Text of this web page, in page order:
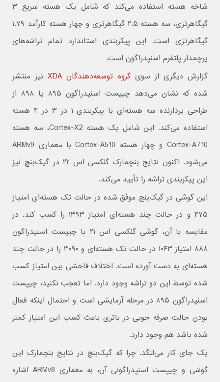
شاخه هسته استفاده می‌کند که شامل یک هسته سریع ۳
گیگاهرتزی، سه هسته ۲.۵ گیگاهرتزی و چهار هسته کارآمد ۱.۷۹
گیگاهرتزی است. این پیکربندی استاندارد تمام تراشه‌های
پرچمدار پلتفرم اسنپدراگون است.
گزارش دیگری از سویگروه توسعه‌دهندگان XDA
نیز منتشر
شده که نشان می‌دهد چیپست اسنپدراگون ۸۹۵ یا ۸۹۸ از
طراحی پردازنده سه هسته‌ای با پیکربندی ۱ در ۳ در ۴ هسته
استفاده می‌کند. این شامل یک هسته Cortex-X2، سه هسته
Cortex-A710 و چهار هسته Cortex-A510 با معماری ARMv9
می‌شود. اکنون نتایج بنچمارک گلکسی اس ۲۲ در گیک‌بنچ نیز
این پیکربندی تراشه را تأیید می‌کند.
این گوشی در گیک‌بنچ موفق شده در حالت تک هسته‌ای امتیاز
۴۷۵ و در حالت چند هسته‌ای امتیاز ۱۳۹۳ را کسب کند. در
مقایسه با آن، گوشی گلکسی اس ۲۱ با چیپست اسنپدراگون
۸۸۸ امتیاز ۱۰۴۳ در حالت تک هسته‌ای و ۳۰۹۰ را در حالت چند
هسته‌ای به دست آورده است. اختلاف فاحشی بین امتیاز کسب
شده توسط این دو تراشه وجود دارد. اما تعجب نکنید، چیپست
اسنپدراگون ۸۹۵ در مرحله آزمایشی است و احتمال اینکه فعال
بودن حالت صرفه جویی در باتری باعث کسب این امتیاز کمتر
شده باشد هم وجود دارد.
یک جای کار می‌لنگد. چرا که گیک‌بنچ در نتایج بنچمارک این
گوشی و چیپست اسنپدراگونی آن، به معماری ARMv8 اشاره